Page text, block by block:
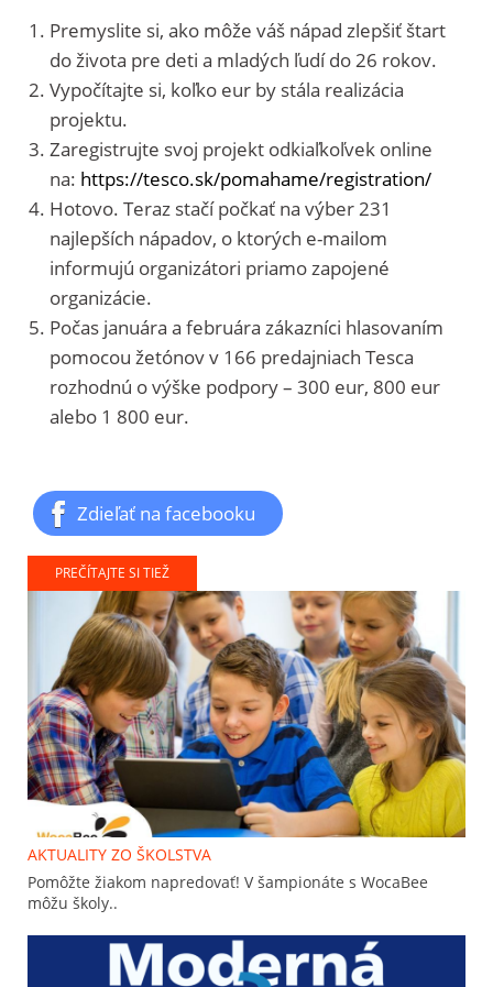
Premyslite si, ako môže váš nápad zlepšiť štart
do života pre deti a mladých ľudí do 26 rokov.
Vypočítajte si, koľko eur by stála realizácia
projektu.
Zaregistrujte svoj projekt odkiaľkoľvek online
na: https://tesco.sk/pomahame/registration/
Hotovo. Teraz stačí počkať na výber 231
najlepších nápadov, o ktorých e-mailom
informujú organizátori priamo zapojené
organizácie.
Počas januára a februára zákazníci hlasovaním
pomocou žetónov v 166 predajniach Tesca
rozhodnú o výške podpory – 300 eur, 800 eur
alebo 1 800 eur.
Zdieľať na facebooku
PREČÍTAJTE SI TIEŽ
AKTUALITY ZO ŠKOLSTVA
Pomôžte žiakom napredovať! V šampionáte s WocaBee
môžu školy..